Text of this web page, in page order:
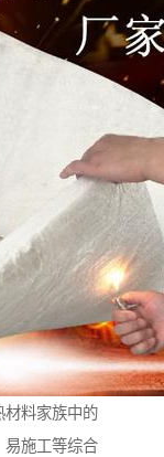
材料家族中的
易施工等综合